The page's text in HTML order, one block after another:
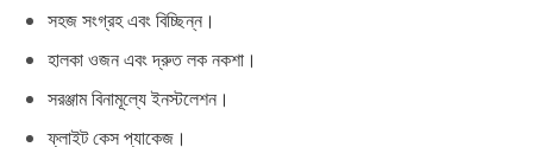
সহজ সংগ্রহ এবং বিচ্ছিন্ন।
হালকা ওজন এবং দ্রুত লক নকশা।
সরঞ্জাম বিনামূল্যে ইনস্টলেশন।
ফ্লাইট কেস প্যাকেজ।